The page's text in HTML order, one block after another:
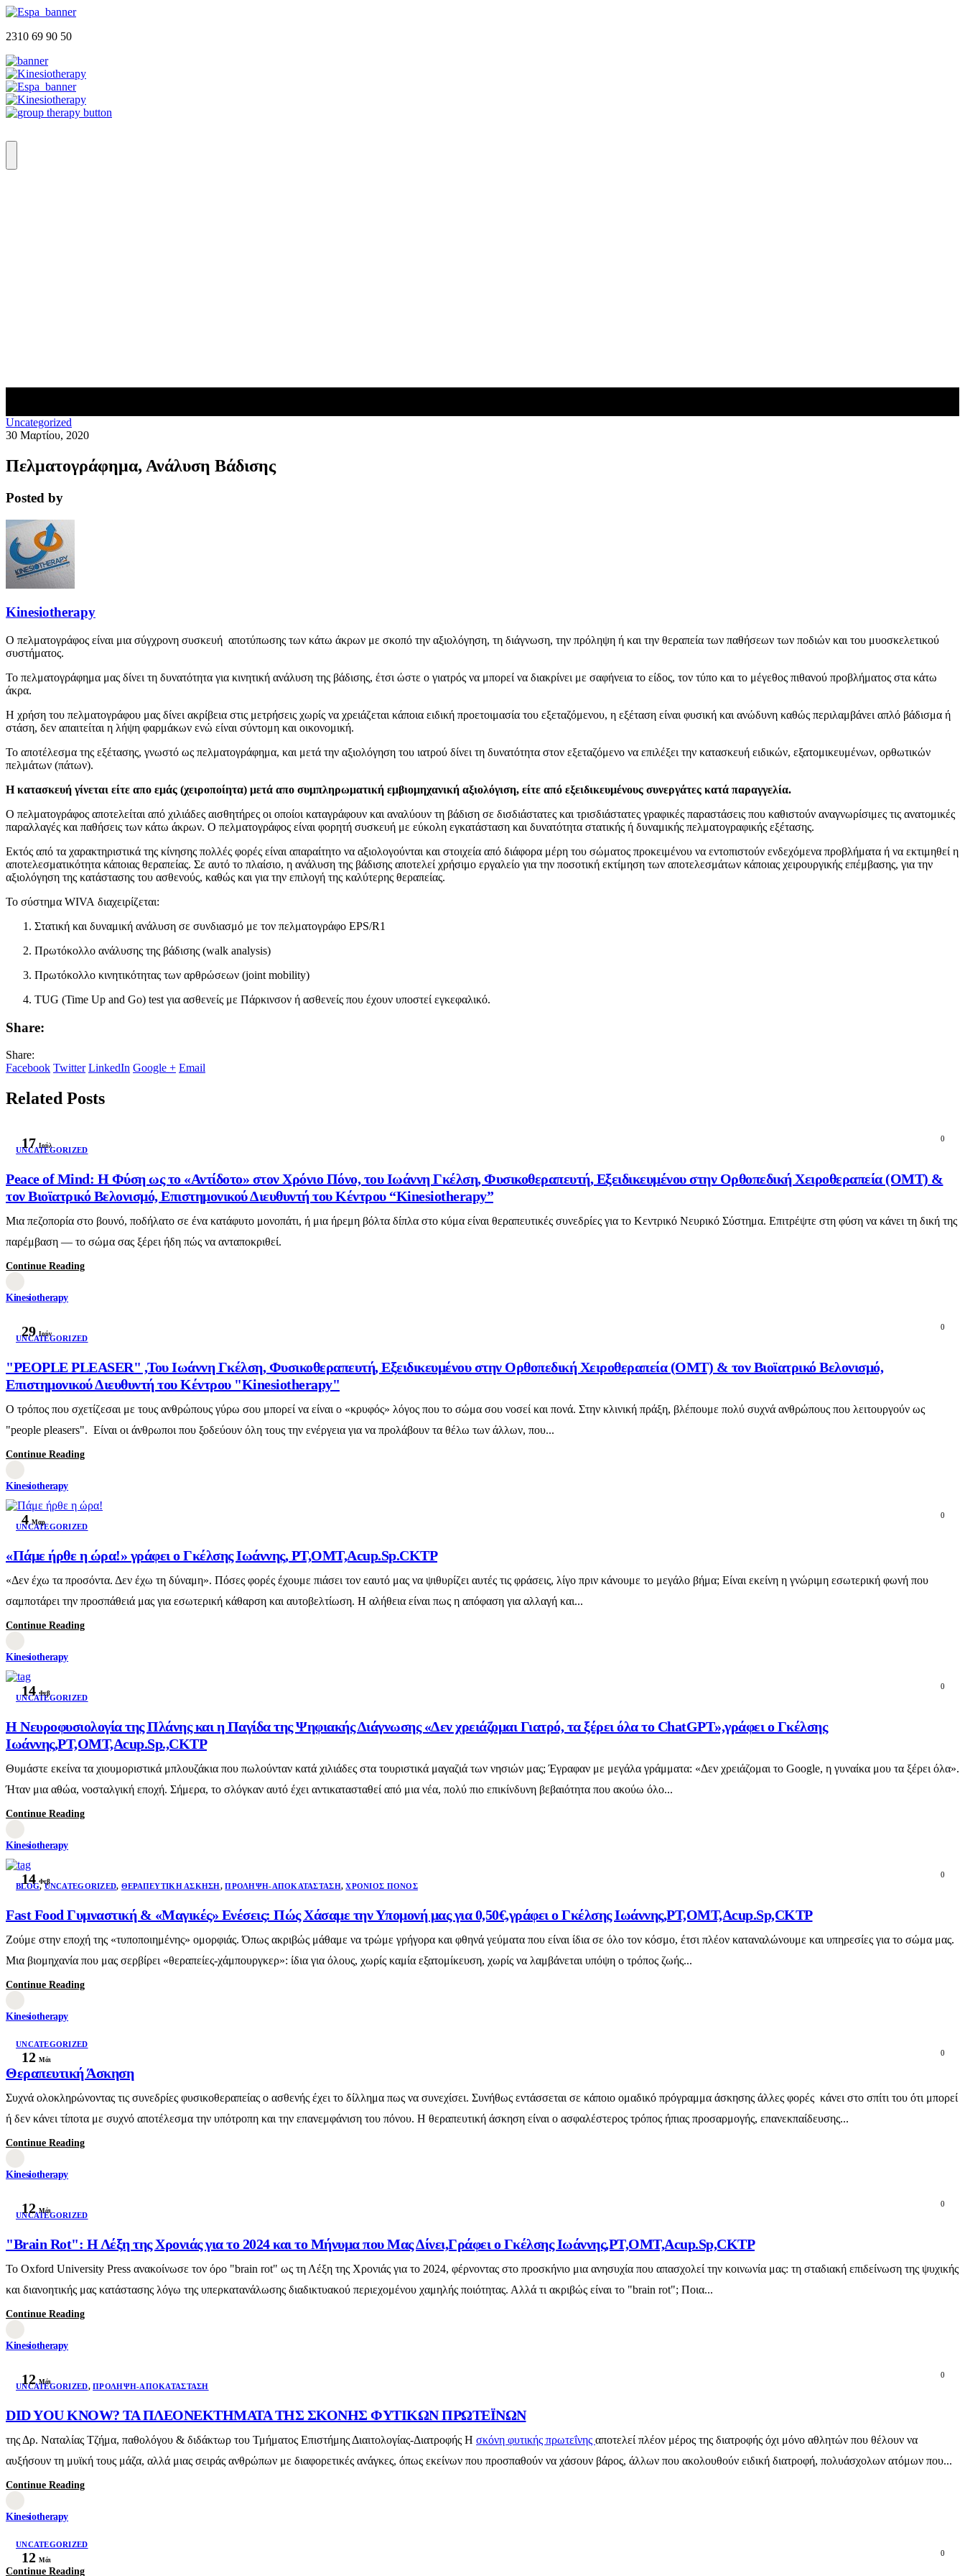
2310 69 90 50
Uncategorized
30 Μαρτίου, 2020
Πελματογράφημα, Ανάλυση Βάδισης
Posted by
Kinesiotherapy
Ο πελματογράφος είναι μια σύγχρονη συσκευή αποτύπωσης των κάτω άκρων με σκοπό την αξιολόγηση, τη διάγνωση, την πρόληψη ή και την θεραπεία των παθήσεων των ποδιών και του μυοσκελετικού
συστήματος.
Το πελματογράφημα μας δίνει τη δυνατότητα για κινητική ανάλυση της βάδισης, έτσι ώστε ο γιατρός να μπορεί να διακρίνει με σαφήνεια το είδος, τον τύπο και το μέγεθος πιθανού προβλήματος στα κάτω
άκρα.
Η χρήση του πελματογράφου μας δίνει ακρίβεια στις μετρήσεις χωρίς να χρειάζεται κάποια ειδική προετοιμασία του εξεταζόμενου, η εξέταση είναι φυσική και ανώδυνη καθώς περιλαμβάνει απλό βάδισμα ή
στάση, δεν απαιτείται η λήψη φαρμάκων ενώ είναι σύντομη και οικονομική.
Το αποτέλεσμα της εξέτασης, γνωστό ως πελματογράφημα, και μετά την αξιολόγηση του ιατρού δίνει τη δυνατότητα στον εξεταζόμενο να επιλέξει την κατασκευή ειδικών, εξατομικευμένων, ορθωτικών
πελμάτων (πάτων).
Η κατασκευή γίνεται είτε απο εμάς (χειροποίητα) μετά απο συμπληρωματική εμβιομηχανική αξιολόγιση, είτε από εξειδικευμένους συνεργάτες κατά παραγγελία.
Ο πελματογράφος αποτελείται από χιλιάδες αισθητήρες οι οποίοι καταγράφουν και αναλύουν τη βάδιση σε δισδιάστατες και τρισδιάστατες γραφικές παραστάσεις που καθιστούν αναγνωρίσιμες τις ανατομικές
παραλλαγές και παθήσεις των κάτω άκρων. Ο πελματογράφος είναι φορητή συσκευή με εύκολη εγκατάσταση και δυνατότητα στατικής ή δυναμικής πελματογραφικής εξέτασης.
Εκτός από τα χαρακτηριστικά της κίνησης πολλές φορές είναι απαραίτητο να αξιολογούνται και στοιχεία από διάφορα μέρη του σώματος προκειμένου να εντοπιστούν ενδεχόμενα προβλήματα ή να εκτιμηθεί η
αποτελεσματικότητα κάποιας θεραπείας. Σε αυτό το πλαίσιο, η ανάλυση της βάδισης αποτελεί χρήσιμο εργαλείο για την ποσοτική εκτίμηση των αποτελεσμάτων κάποιας χειρουργικής επέμβασης, για την
αξιολόγηση της κατάστασης του ασθενούς, καθώς και για την επιλογή της καλύτερης θεραπείας.
Το σύστημα WIVA διαχειρίζεται:
Στατική και δυναμική ανάλυση σε συνδιασμό με τον πελματογράφο EPS/R1
Πρωτόκολλο ανάλυσης της βάδισης (walk analysis)
Πρωτόκολλο κινητικότητας των αρθρώσεων (joint mobility)
TUG (Time Up and Go) test για ασθενείς με Πάρκινσον ή ασθενείς που έχουν υποστεί εγκεφαλικό.
Share:
Share:
Facebook Twitter LinkedIn Google + Email
Related Posts
17 Ιούλ
0
UNCATEGORIZED
Peace of Mind: Η Φύση ως το «Αντίδοτο» στον Χρόνιο Πόνο, του Ιωάννη Γκέλση, Φυσικοθεραπευτή, Εξειδικευμένου στην Ορθοπεδική Χειροθεραπεία (OMT) &
τον Βιοϊατρικό Βελονισμό, Επιστημονικού Διευθυντή του Κέντρου “Kinesiotherapy”
Μια πεζοπορία στο βουνό, ποδήλατο σε ένα κατάφυτο μονοπάτι, ή μια ήρεμη βόλτα δίπλα στο κύμα είναι θεραπευτικές συνεδρίες για το Κεντρικό Νευρικό Σύστημα. Επιτρέψτε στη φύση να κάνει τη δική της
παρέμβαση — το σώμα σας ξέρει ήδη πώς να ανταποκριθεί.
Continue Reading
Kinesiotherapy
29 Ιούν
0
UNCATEGORIZED
"PEOPLE PLEASER" ,Του Ιωάννη Γκέλση, Φυσικοθεραπευτή, Εξειδικευμένου στην Ορθοπεδική Χειροθεραπεία (OMT) & τον Βιοϊατρικό Βελονισμό,
Επιστημονικού Διευθυντή του Κέντρου "Kinesiotherapy"
Ο τρόπος που σχετίζεσαι με τους ανθρώπους γύρω σου μπορεί να είναι ο «κρυφός» λόγος που το σώμα σου νοσεί και πονά. Στην κλινική πράξη, βλέπουμε πολύ συχνά ανθρώπους που λειτουργούν ως
"people pleasers". Είναι οι άνθρωποι που ξοδεύουν όλη τους την ενέργεια για να προλάβουν τα θέλω των άλλων, που...
Continue Reading
Kinesiotherapy
4 Μαρ
0
UNCATEGORIZED
«Πάμε ήρθε η ώρα!» γράφει ο Γκέλσης Ιωάννης, PT,OMT,Acup.Sp.CKTP
«Δεν έχω τα προσόντα. Δεν έχω τη δύναμη». Πόσες φορές έχουμε πιάσει τον εαυτό μας να ψιθυρίζει αυτές τις φράσεις, λίγο πριν κάνουμε το μεγάλο βήμα; Είναι εκείνη η γνώριμη εσωτερική φωνή που
σαμποτάρει την προσπάθειά μας για εσωτερική κάθαρση και αυτοβελτίωση. Η αλήθεια είναι πως η απόφαση για αλλαγή και...
Continue Reading
Kinesiotherapy
14 Φεβ
0
UNCATEGORIZED
Η Νευροφυσιολογία της Πλάνης και η Παγίδα της Ψηφιακής Διάγνωσης «Δεν χρειάζομαι Γιατρό, τα ξέρει όλα το ChatGPT»,γράφει ο Γκέλσης
Ιωάννης,PT,OMT,Acup.Sp.,CKTP
Θυμάστε εκείνα τα χιουμοριστικά μπλουζάκια που πωλούνταν κατά χιλιάδες στα τουριστικά μαγαζιά των νησιών μας; Έγραφαν με μεγάλα γράμματα: «Δεν χρειάζομαι το Google, η γυναίκα μου τα ξέρει όλα».
Ήταν μια αθώα, νοσταλγική εποχή. Σήμερα, το σλόγκαν αυτό έχει αντικατασταθεί από μια νέα, πολύ πιο επικίνδυνη βεβαιότητα που ακούω όλο...
Continue Reading
Kinesiotherapy
14 Φεβ
0
BLOG,UNCATEGORIZED, ΘΕΡΑΠΕΥΤΙΚΉ ΆΣΚΗΣΗ,ΠΡΌΛΗΨΗ-ΑΠΟΚΑΤΆΣΤΑΣΗ,ΧΡΌΝΙΟΣ ΠΌΝΟΣ
Fast Food Γυμναστική & «Μαγικές» Ενέσεις: Πώς Χάσαμε την Υπομονή μας για 0,50€,γράφει ο Γκέλσης Ιωάννης,PT,OMT,Acup.Sp,CKTP
Ζούμε στην εποχή της «τυποποιημένης» ομορφιάς. Όπως ακριβώς μάθαμε να τρώμε γρήγορα και φθηνά γεύματα που είναι ίδια σε όλο τον κόσμο, έτσι πλέον καταναλώνουμε και υπηρεσίες για το σώμα μας.
Μια βιομηχανία που μας σερβίρει «θεραπείες-χάμπουργκερ»: ίδια για όλους, χωρίς καμία εξατομίκευση, χωρίς να λαμβάνεται υπόψη ο τρόπος ζωής...
Continue Reading
Kinesiotherapy
12 Μάι
0
UNCATEGORIZED
Θεραπευτική Άσκηση
Συχνά ολοκληρώνοντας τις συνεδρίες φυσικοθεραπείας ο ασθενής έχει το δίλλημα πως να συνεχίσει. Συνήθως εντάσσεται σε κάποιο ομαδικό πρόγραμμα άσκησης άλλες φορές κάνει στο σπίτι του ότι μπορεί
ή δεν κάνει τίποτα με συχνό αποτέλεσμα την υπότροπη και την επανεμφάνιση του πόνου. Η θεραπευτική άσκηση είναι ο ασφαλέστερος τρόπος ήπιας προσαρμογής, επανεκπαίδευσης...
Continue Reading
Kinesiotherapy
12 Μάι
0
UNCATEGORIZED
"Brain Rot": Η Λέξη της Χρονιάς για το 2024 και το Μήνυμα που Μας Δίνει,Γράφει ο Γκέλσης Ιωάννης,PT,OMT,Acup.Sp,CKTP
Το Oxford University Press ανακοίνωσε τον όρο "brain rot" ως τη Λέξη της Χρονιάς για το 2024, φέρνοντας στο προσκήνιο μια ανησυχία που απασχολεί την κοινωνία μας: τη σταδιακή επιδείνωση της ψυχικής
και διανοητικής μας κατάστασης λόγω της υπερκατανάλωσης διαδικτυακού περιεχομένου χαμηλής ποιότητας. Αλλά τι ακριβώς είναι το "brain rot"; Ποια...
Continue Reading
Kinesiotherapy
12 Μάι
0
UNCATEGORIZED,ΠΡΌΛΗΨΗ-ΑΠΟΚΑΤΆΣΤΑΣΗ
DID YOU KNOW? ΤΑ ΠΛΕΟΝΕΚΤΗΜΑΤΑ ΤΗΣ ΣΚΟΝΗΣ ΦΥΤΙΚΩΝ ΠΡΩΤΕΪΝΩΝ
της Δρ. Ναταλίας Τζήμα, παθολόγου & διδάκτωρ του Τμήματος Επιστήμης Διαιτολογίας-Διατροφής Η σκόνη φυτικής πρωτεΐνης αποτελεί πλέον μέρος της διατροφής όχι μόνο αθλητών που θέλουν να
αυξήσουν τη μυϊκή τους μάζα, αλλά μιας σειράς ανθρώπων με διαφορετικές ανάγκες, όπως εκείνων που προσπαθούν να χάσουν βάρος, άλλων που ακολουθούν ειδική διατροφή, πολυάσχολων ατόμων που...
Continue Reading
Kinesiotherapy
12 Μάι
0
UNCATEGORIZED
Continue Reading